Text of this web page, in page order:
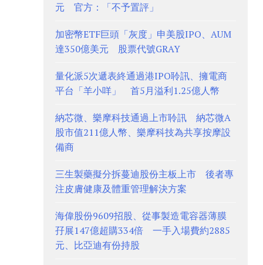
元 官方：「不予置評」
加密幣ETF巨頭「灰度」申美股IPO、AUM
達350億美元 股票代號GRAY
量化派5次遞表終通過港IPO聆訊、擁電商
平台「羊小咩」 首5月溢利1.25億人幣
納芯微、樂摩科技通過上市聆訊 納芯微A
股市值211億人幣、樂摩科技為共享按摩設
備商
三生製藥擬分拆蔓迪股份主板上市 後者專
注皮膚健康及體重管理解決方案
海偉股份9609招股、從事製造電容器薄膜
孖展147億超購334倍 一手入場費約2885
元、比亞迪有份持股